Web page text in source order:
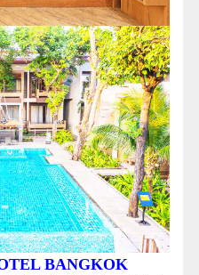
BANGKOK